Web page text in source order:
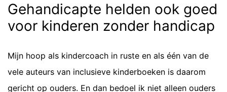
Gehandicapte helden ook goed
voor kinderen zonder handicap
Mijn hoop als kindercoach in ruste en als één van de
vele auteurs van inclusieve kinderboeken is daarom
gericht op ouders. En dan bedoel ik niet alleen ouders